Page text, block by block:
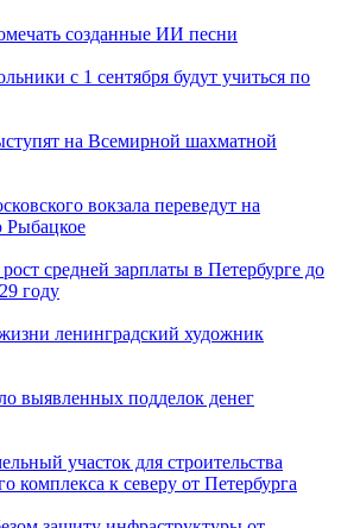
созданные ИИ песни
с 1 сентября будут учиться по
на Всемирной шахматной
вокзала переведут на
средней зарплаты в Петербурге до
году
ленинградский художник
выявленных подделок денег
участок для строительства
комплекса к северу от Петербурга